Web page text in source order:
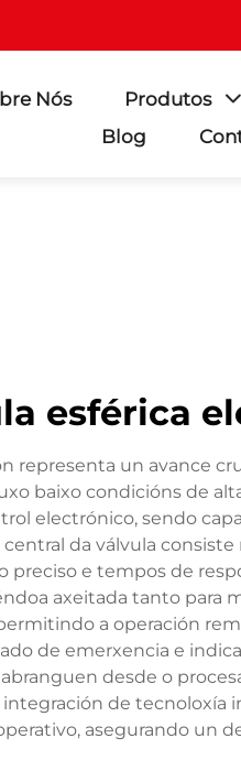
Nós Produtos
Blog
esférica
representa un avance
baixo condicións de
electrónico, sendo
da válvula
e tempos de
axeitada tanto
a operación
de emerxencia e
desde o
de
asegurando un